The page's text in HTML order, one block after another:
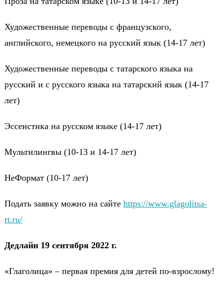
Художественные переводы с французского,
английского, немецкого на русский язык (14-17 лет)
Художественные переводы с татарского языка на
русский и с русского языка на татарский язык (14-17
лет)
Эссеистика на русском языке (14-17 лет)
Мультилингвы (10-13 и 14-17 лет)
НеФормат (10-17 лет)
Подать заявку можно на сайте https://www.glagolitsa-
rt.ru/
Дедлайн 19 сентября 2022 г.
«Глаголица»–первая премия для детей по-взрослому!